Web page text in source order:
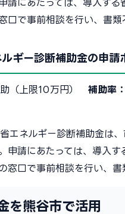
請にあたっては、導入す
口で事前相談を行い、書
ギー診断補助金の申請
（上限10万円） 補助率：
エネルギー診断補助金は
申請にあたっては、導入
窓口で事前相談を行い、
を熊谷市で活用